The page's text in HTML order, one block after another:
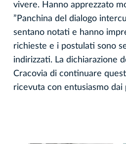
vivere. Hanno apprezzato
”Panchina del dialogo
sentano notati e hanno
richieste e i postulati sono
indirizzati. La dichiarazione
Cracovia di continuare
ricevuta con entusiasmo dai